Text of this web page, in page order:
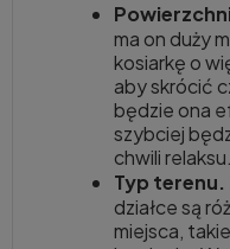
ma on duży
kosiarkę o
aby skrócić
będzie ona
szybciej
chwili relaksu.
Typ terenu.
działce są
miejsca,